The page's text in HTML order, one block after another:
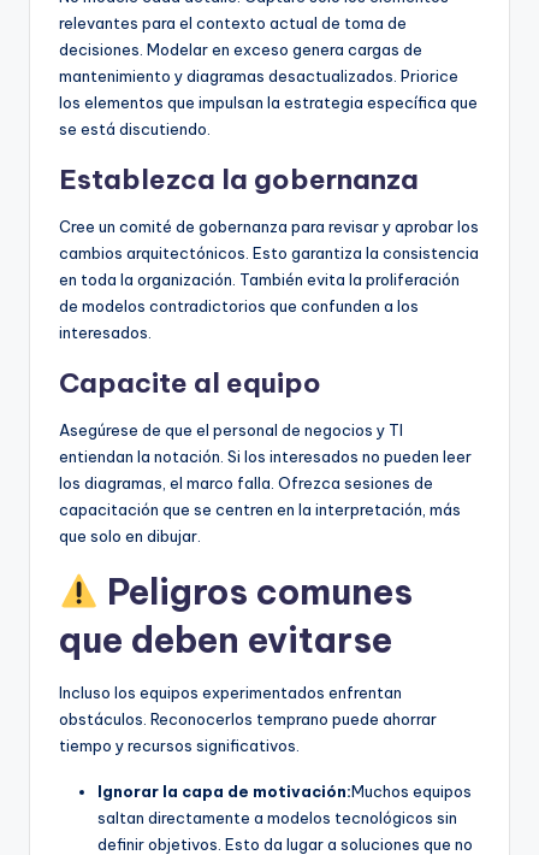
relevantes para el contexto actual de toma de
decisiones. Modelar en exceso genera cargas de
mantenimiento y diagramas desactualizados. Priorice
los elementos que impulsan la estrategia específica que
se está discutiendo.
Establezca la gobernanza
Cree un comité de gobernanza para revisar y aprobar los
cambios arquitectónicos. Esto garantiza la consistencia
en toda la organización. También evita la proliferación
de modelos contradictorios que confunden a los
interesados.
Capacite al equipo
Asegúrese de que el personal de negocios y TI
entiendan la notación. Si los interesados no pueden leer
los diagramas, el marco falla. Ofrezca sesiones de
capacitación que se centren en la interpretación, más
que solo en dibujar.
Peligros comunes
que deben evitarse
Incluso los equipos experimentados enfrentan
obstáculos. Reconocerlos temprano puede ahorrar
tiempo y recursos significativos.
Ignorar la capa de motivación:Muchos equipos
saltan directamente a modelos tecnológicos sin
definir objetivos. Esto da lugar a soluciones que no